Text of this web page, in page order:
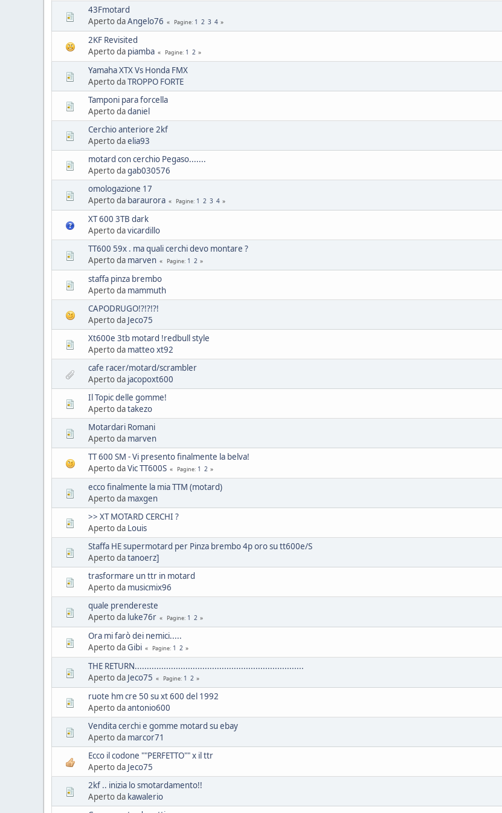
43Fmotard
Aperto daAngelo76 Pagine 1 2 3 4
2KF Revisited
Aperto da piamba Pagine 1 2
Yamaha XTX Vs Honda FMX
Aperto daTROPPO FORTE
Tamponi para forcella
Aperto dadaniel
Cerchio anteriore 2kf
Aperto daelia93
motard con cerchio Pegaso.......
Aperto dagab030576
omologazione 17
Aperto da baraurora Pagine 1 2 3 4
XT 600 3TB dark
Aperto davicardillo
TT600 59x . ma quali cerchi devo montare ?
Aperto da marven Pagine 1 2
staffa pinza brembo
Aperto da mammuth
CAPODRUGO!?!?!?!
Aperto da Jeco75
Xt600e 3tb motard !redbull style
Aperto da matteo xt92
cafe racer/motard/scrambler
Aperto da jacopoxt600
Il Topic delle gomme!
Aperto datakezo
Motardari Romani
Aperto da marven
TT 600 SM - Vi presento finalmente la belva!
Aperto daVic TT600S Pagine 1 2
ecco finalmente la mia TTM (motard)
Aperto da maxgen
>> XT MOTARD CERCHI ?
Aperto da Louis
Staffa HE supermotard per Pinza brembo 4p oro su tt600e/S
Aperto datanoerz]
trasformare un ttr in motard
Aperto da musicmix96
quale prendereste
Aperto da luke76r Pagine 1 2
Ora mi farò dei nemici.....
Aperto daGibi Pagine 1 2
THE RETURN......................................................................
Aperto da Jeco75 Pagine 1 2
ruote hm cre 50 su xt 600 del 1992
Aperto daantonio600
Vendita cerchi e gomme motard su ebay
Aperto da marcor71
Ecco il codone ""PERFETTO"" x il ttr
Aperto da Jeco75
2kf .. inizia lo smotardamento!!
Aperto da kawalerio